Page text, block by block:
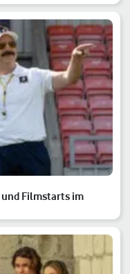
und Filmstarts im